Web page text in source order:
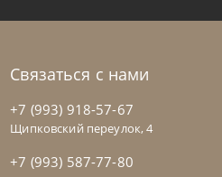
Связаться с нами
+7 (993) 918-57-67
Щипковский переулок, 4
+7 (993) 587-77-80